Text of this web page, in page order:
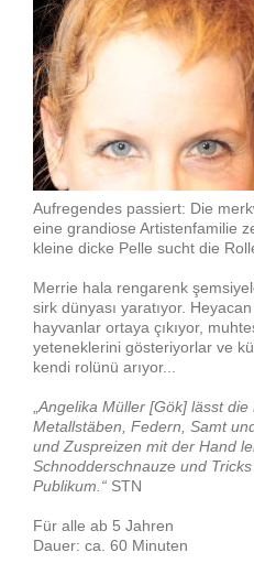
Aufregendes passiert: Die
eine grandiose Artistenfamilie
kleine dicke Pelle sucht die
Merrie hala rengarenk
sirk dünyası yaratıyor.
hayvanlar ortaya çıkıyor,
yeteneklerini gösteriyorlar ve
kendi rolünü arıyor...
Angelika Müller [Gök] lässt
Metallstäben, Federn, Samt
und Zuspreizen mit der Hand
Schnodderschnauze und
Publikum.“ STN
Für alle ab 5 Jahren
Dauer: ca. 60 Minuten